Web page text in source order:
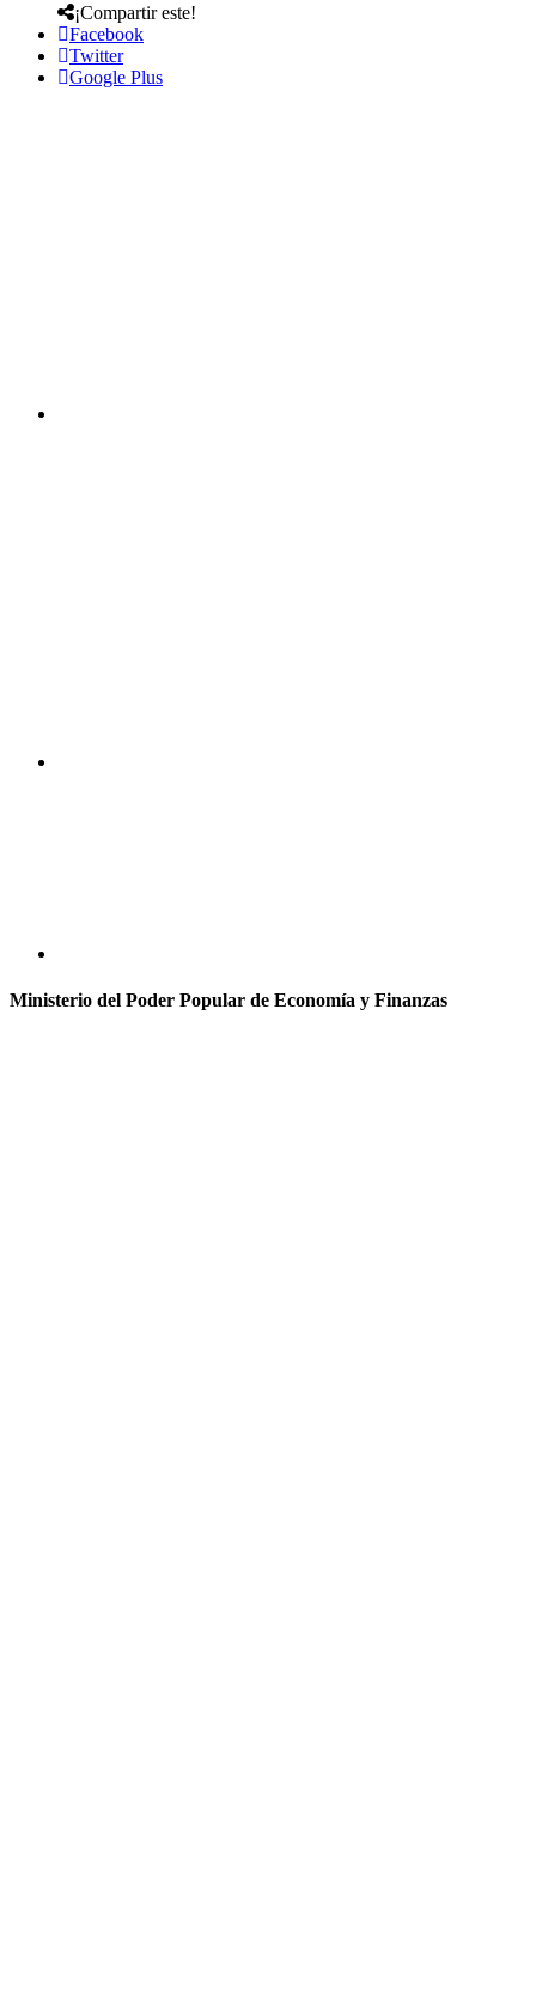
¡Compartir este!
Facebook
Twitter
Google Plus
Ministerio del Poder Popular de Economía y Finanzas